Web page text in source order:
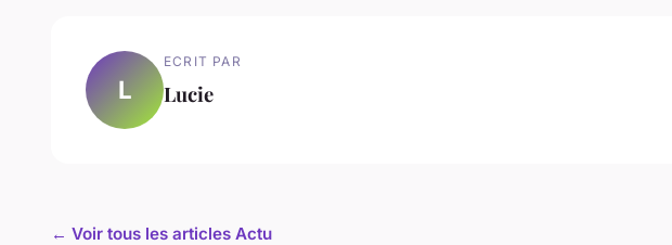
L
ECRIT PAR
Lucie
← Voir tous les articles Actu